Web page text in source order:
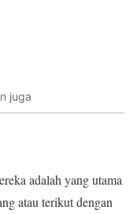
juga
adalah yang utama
atau terikut dengan